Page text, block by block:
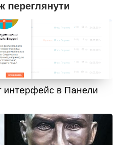
переглянути
интерфейс в Панели